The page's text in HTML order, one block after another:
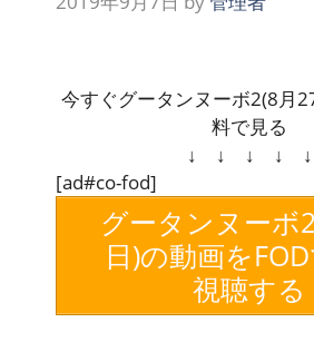
今すぐグータンヌーボ2(8月
料で見る
↓ ↓ ↓ ↓ ↓
[ad#co-fod]
グータンヌーボ
日)の動画を
視聴する